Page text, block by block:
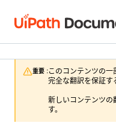
重要 :このコンテンツの一
完全な翻訳を保証す
新しいコンテンツの
す。